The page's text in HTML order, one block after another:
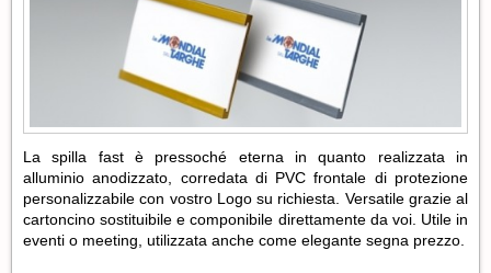
La spilla fast è pressoché eterna in quanto realizzata in
alluminio anodizzato, corredata di PVC frontale di protezione
personalizzabile con vostro Logo su richiesta. Versatile grazie al
cartoncino sostituibile e componibile direttamente da voi. Utile in
eventi o meeting, utilizzata anche come elegante segna prezzo.